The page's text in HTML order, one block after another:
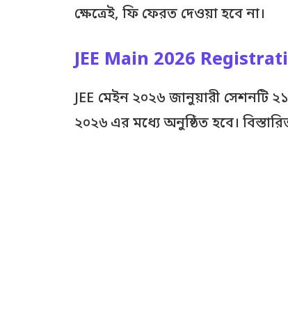
ক্ষেত্রেই, ফি ফেরত দেওয়া হবে না।
JEE Main 2026
JEE মেইন ২০২৬ জানুয়ারী সেশনটি
২০২৬ এর মধ্যে অনুষ্ঠিত হবে।